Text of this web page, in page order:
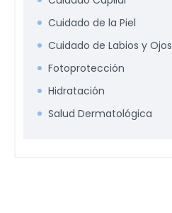
Cuidado de la Piel
Cuidado de Labios y Ojos
Fotoprotección
Hidratación
Salud Dermatológica